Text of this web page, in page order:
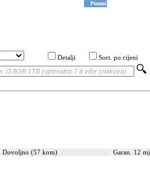
Pomoć
Detalji Sort. po cijeni
Dovoljno (57 kom) Garan. 12 mj.